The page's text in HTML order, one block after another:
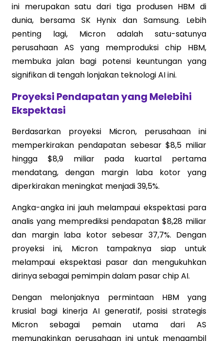
ini merupakan satu dari tiga produsen HBM di
dunia, bersama SK Hynix dan Samsung. Lebih
penting lagi, Micron adalah satu-satunya
perusahaan AS yang memproduksi chip HBM,
membuka jalan bagi potensi keuntungan yang
signifikan di tengah lonjakan teknologi AI ini.
Proyeksi Pendapatan yang Melebihi
Ekspektasi
Berdasarkan proyeksi Micron, perusahaan ini
memperkirakan pendapatan sebesar $8,5 miliar
hingga $8,9 miliar pada kuartal pertama
mendatang, dengan margin laba kotor yang
diperkirakan meningkat menjadi 39,5%.
Angka-angka ini jauh melampaui ekspektasi para
analis yang memprediksi pendapatan $8,28 miliar
dan margin laba kotor sebesar 37,7%. Dengan
proyeksi ini, Micron tampaknya siap untuk
melampaui ekspektasi pasar dan mengukuhkan
dirinya sebagai pemimpin dalam pasar chip AI.
Dengan melonjaknya permintaan HBM yang
krusial bagi kinerja AI generatif, posisi strategis
Micron sebagai pemain utama dari AS
memungkinkan perusahaan ini untuk mengambil